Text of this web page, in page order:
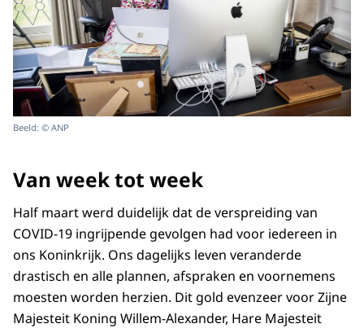
Beeld: © ANP
Van week tot week
Half maart werd duidelijk dat de verspreiding van
COVID-19 ingrijpende gevolgen had voor iedereen in
ons Koninkrijk. Ons dagelijks leven veranderde
drastisch en alle plannen, afspraken en voornemens
moesten worden herzien. Dit gold evenzeer voor Zijne
Majesteit Koning Willem-Alexander, Hare Majesteit